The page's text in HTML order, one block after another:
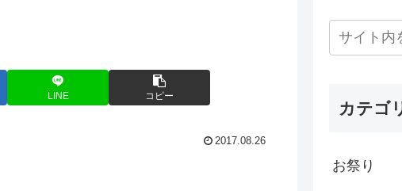
LINE コピー
2017.08.26
カテゴ
お祭り